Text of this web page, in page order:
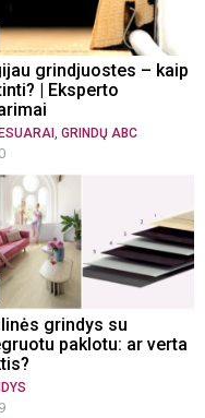
grindjuostes – kaip
| Eksperto
GRINDŲ ABC
grindys su
paklotu: ar verta